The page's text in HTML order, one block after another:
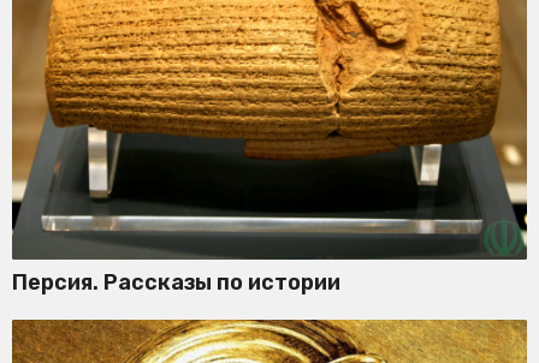
Персия. Рассказы по истории